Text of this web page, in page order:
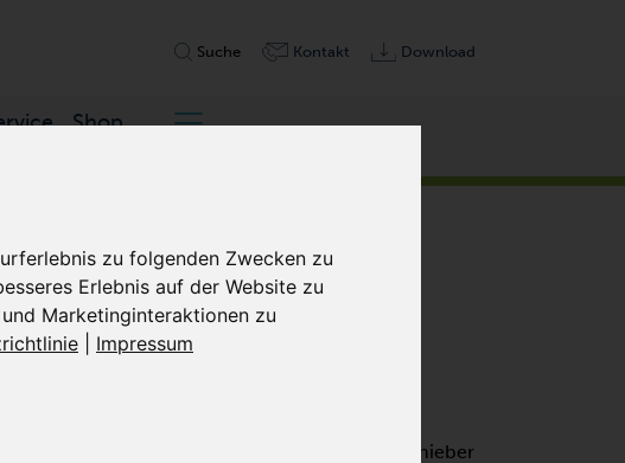
zu folgenden Zwecken zu
Erlebnis auf der Website zu
Marketinginteraktionen zu
Impressum
Suche Kontakt Download
Shop
Verdichter verwendet selbstschmierende Schieber